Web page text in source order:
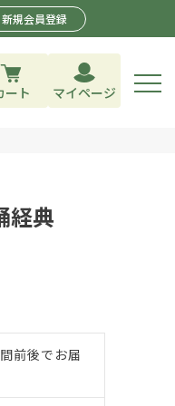
新規会員登録
ート マイページ
経典
前後でお届